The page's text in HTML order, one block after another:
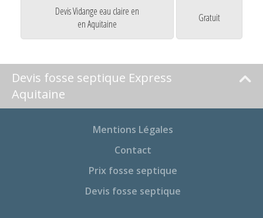
Devis Vidange eau claire en
en Aquitaine
Gratuit
Devis fosse septique Express
Aquitaine
Mentions Légales
Contact
Prix fosse septique
Devis fosse septique